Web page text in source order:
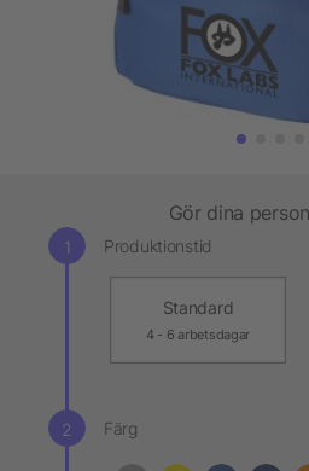
Gör dina
Produktionstid
Standard
4 - 6 arbetsdagar
Färg